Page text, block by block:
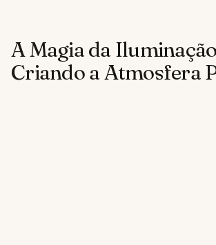
A Magia da
Criando a Atmosfera